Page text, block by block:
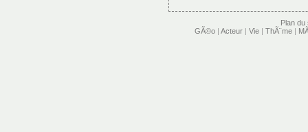
Plan du
GÃ©o | Acteur | Vie | ThÃ¨me |